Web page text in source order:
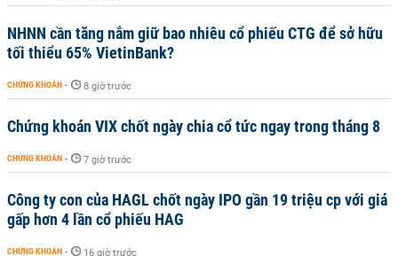
NHNN cần tăng nắm giữ bao nhiêu cổ phiếu CTG để sở hữu
tối thiểu 65% VietinBank?
CHỨNG KHOÁN - 8 giờ trước
Chứng khoán VIX chốt ngày chia cổ tức ngay trong tháng 8
CHỨNG KHOÁN - 7 giờ trước
Công ty con của HAGL chốt ngày IPO gần 19 triệu cp với giá
gấp hơn 4 lần cổ phiếu HAG
CHỨNG KHOÁN - 16 giờ trước